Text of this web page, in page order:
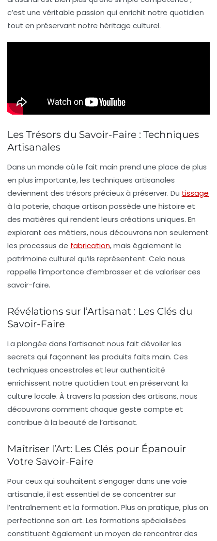
c’est une véritable passion qui enrichit notre quotidien
tout en préservant notre héritage culturel.
Les Trésors du Savoir-Faire : Techniques
Artisanales
Dans un monde où le fait main prend une place de plus
en plus importante, les techniques artisanales
deviennent des trésors précieux à préserver. Du tissage
à la poterie, chaque artisan possède une histoire et
des matières qui rendent leurs créations uniques. En
explorant ces métiers, nous découvrons non seulement
les processus de fabrication, mais également le
patrimoine culturel qu’ils représentent. Cela nous
rappelle l’importance d’embrasser et de valoriser ces
savoir-faire.
Révélations sur l’Artisanat : Les Clés du
Savoir-Faire
La plongée dans l’artisanat nous fait dévoiler les
secrets qui façonnent les produits faits main. Ces
techniques ancestrales et leurauthenticité
enrichissent notre quotidien tout en préservant la
culture locale. À travers la passion des artisans, nous
découvrons comment chaque geste compte et
contribue à la beauté de l’artisanat.
Maîtriser l’Art: Les Clés pour Épanouir
Votre Savoir-Faire
Pour ceux qui souhaitent s’engager dans une voie
artisanale, il est essentiel de se concentrer sur
l’entraînement et la formation. Plus on pratique, plus on
perfectionne son art. Les formations spécialisées
constituent également un moyen de rencontrer des